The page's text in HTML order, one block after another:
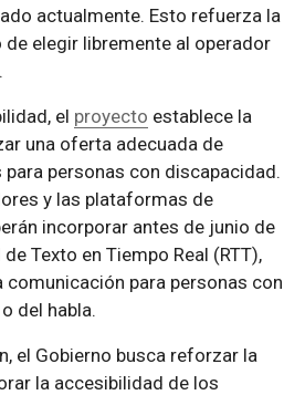
actualmente. Esto refuerza la
elegir libremente al operador
el proyecto establece la
una oferta adecuada de
personas con discapacidad.
y las plataformas de
incorporar antes de junio de
Texto en Tiempo Real (RTT),
para personas con
del habla.
el Gobierno busca reforzar la
la accesibilidad de los